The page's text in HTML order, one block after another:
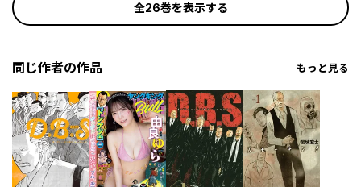
全26巻を表示する
同じ作者の作品 もっと見る